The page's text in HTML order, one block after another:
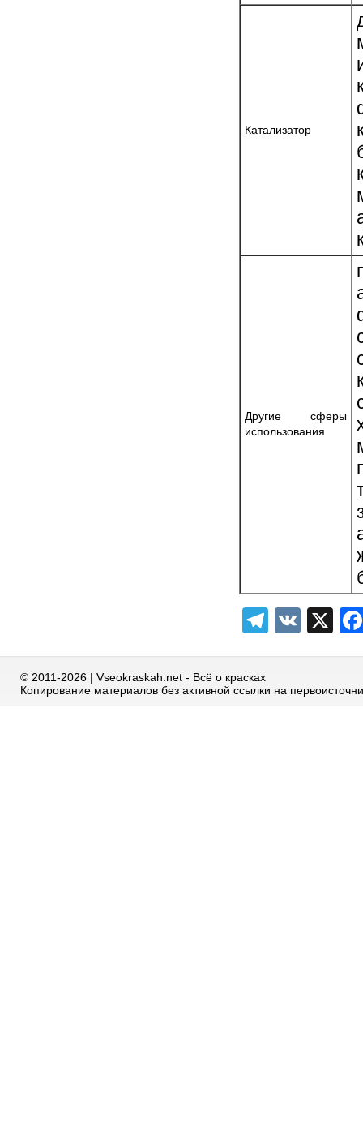
Катализатор
Другие сферы
использования
VK X
© 2011-2026 | Vseokraskah.net - Всё о красках
Копирование материалов без активной ссылки на